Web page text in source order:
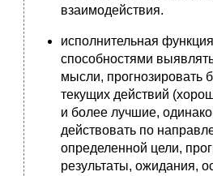
взаимодействия.
исполнительная
способностями
мысли, прогнозировать
текущих действий
и более лучшие,
действовать по
определенной цели,
результаты, ожидания,